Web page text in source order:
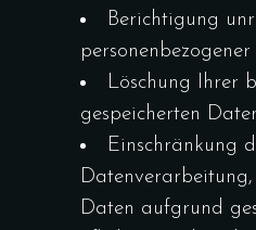
Berichtigung
Löschung Ihrer
gespeicherten
Einschränkung
Daten aufgrund